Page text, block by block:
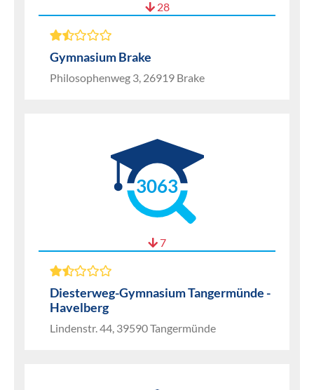
28
Gymnasium Brake
Philosophenweg 3, 26919 Brake
3063
7
Diesterweg-Gymnasium Tangermünde -
Havelberg
Lindenstr. 44, 39590 Tangermünde